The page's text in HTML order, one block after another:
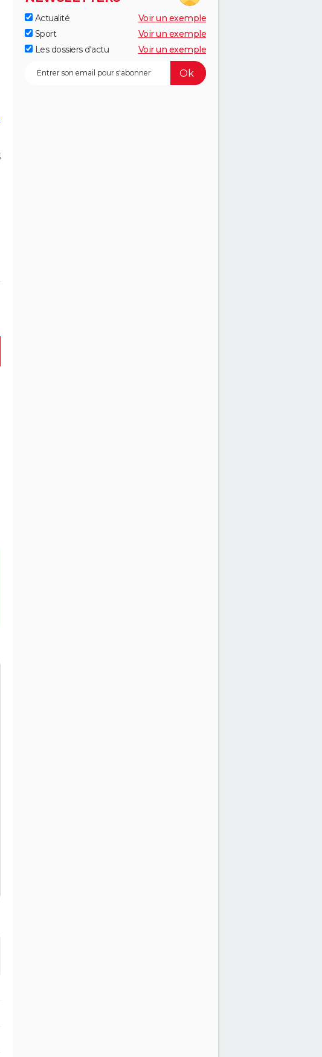
Actualité
Voir un exemple
Sport
Voir un exemple
Les dossiers d'actu
Voir un exemple